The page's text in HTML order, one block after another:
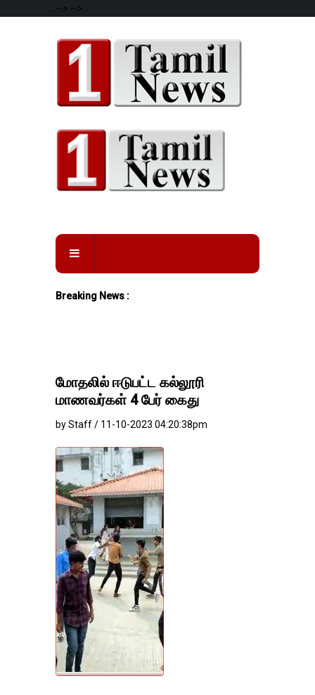
--> -->
Breaking News :
மோதலில் ஈடுபட்ட கல்லூரி
மாணவர்கள் 4 பேர் கைது
by Staff / 11-10-2023 04:20:38pm